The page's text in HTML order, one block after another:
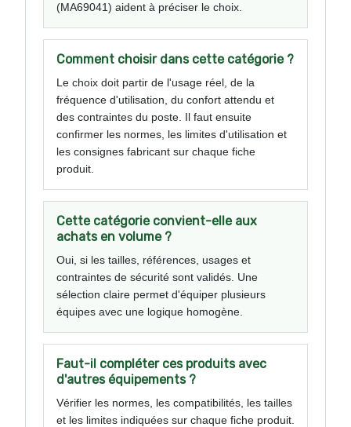
(MA69041) aident à préciser le choix.
Comment choisir dans cette catégorie ?
Le choix doit partir de l'usage réel, de la
fréquence d'utilisation, du confort attendu et
des contraintes du poste. Il faut ensuite
confirmer les normes, les limites d'utilisation et
les consignes fabricant sur chaque fiche
produit.
Cette catégorie convient-elle aux
achats en volume ?
Oui, si les tailles, références, usages et
contraintes de sécurité sont validés. Une
sélection claire permet d'équiper plusieurs
équipes avec une logique homogène.
Faut-il compléter ces produits avec
d'autres équipements ?
Vérifier les normes, les compatibilités, les tailles
et les limites indiquées sur chaque fiche produit.